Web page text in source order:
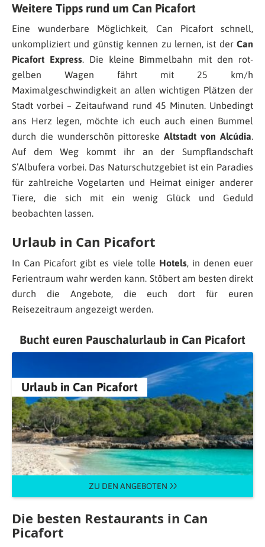
Weitere Tipps rund um Can Picafort
Eine wunderbare Möglichkeit, Can Picafort schnell,
unkompliziert und günstig kennen zu lernen, ist der Can
Picafort Express. Die kleine Bimmelbahn mit den rot-
gelben Wagen fährt mit 25 km/h
Maximalgeschwindigkeit an allen wichtigen Plätzen der
Stadt vorbei – Zeitaufwand rund 45 Minuten. Unbedingt
ans Herz legen, möchte ich euch auch einen Bummel
durch die wunderschön pittoreskeAltstadt von Alcúdia.
Auf dem Weg kommt ihr an der Sumpflandschaft
S’Albufera vorbei. Das Naturschutzgebiet ist ein Paradies
für zahlreiche Vogelarten und Heimat einiger anderer
Tiere, die sich mit ein wenig Glück und Geduld
beobachten lassen.
Urlaub in Can Picafort
In Can Picafort gibt es viele tolle Hotels, in denen euer
Ferientraum wahr werden kann. Stöbert am besten direkt
durch die Angebote, die euch dort für euren
Reisezeitraum angezeigt werden.
Bucht euren Pauschalurlaub in Can Picafort
Urlaub in Can Picafort
ZU DEN ANGEBOTEN
Die besten Restaurants in Can
Picafort